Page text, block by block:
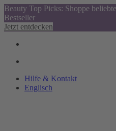
Beauty Top Picks: Shoppe
Bestseller
Jetzt entdecken
Hilfe & Kontakt
Englisch